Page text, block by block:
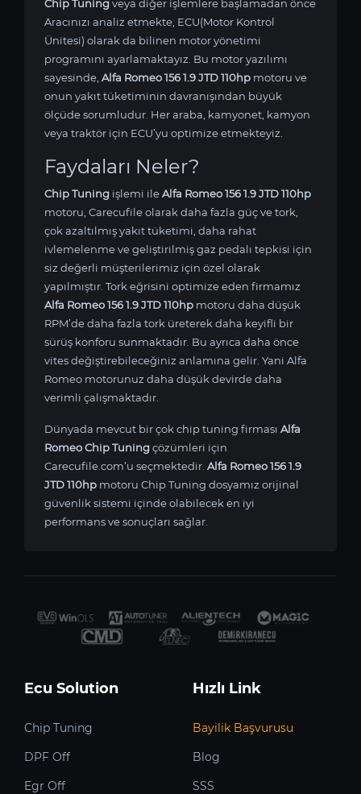
Chip Tuningveya diğer işlemlere başlamadan önce
Aracınızı analiz etmekte, ECU(Motor Kontrol
Ünitesi) olarak da bilinen motor yönetimi
programını ayarlamaktayız. Bu motor yazılımı
sayesinde, Alfa Romeo 156 1.9 JTD 110hp motoru ve
onun yakıt tüketiminin davranışından büyük
ölçüde sorumludur. Her araba, kamyonet, kamyon
veya traktör için ECU’yu optimize etmekteyiz.
Faydaları Neler?
Chip Tuning işlemi ileAlfa Romeo 156 1.9 JTD 110hp
motoru, Carecufile olarak daha fazla güç ve tork,
çok azaltılmış yakıt tüketimi, daha rahat
ivlemelenme ve geliştirilmiş gaz pedalı tepkisi için
siz değerli müşterilerimiz için özel olarak
yapılmıştır. Tork eğrisini optimize eden firmamız
Alfa Romeo 156 1.9 JTD 110hp motoru daha düşük
RPM’de daha fazla tork üreterek daha keyifli bir
sürüş konforu sunmaktadır. Bu ayrıca daha önce
vites değiştirebileceğiniz anlamına gelir. Yani Alfa
Romeo motorunuz daha düşük devirde daha
verimli çalışmaktadır.
Dünyada mevcut bir çok chip tuning firması Alfa
Romeo Chip Tuningçözümleri için
Carecufile.com’u seçmektedir. Alfa Romeo 156 1.9
JTD 110hp motoru Chip Tuning dosyamız orijinal
güvenlik sistemi içinde olabilecek en iyi
performans ve sonuçları sağlar.
Ecu Solution
Chip Tuning
DPF Off
Egr Off
Hızlı Link
Bayilik Başvurusu
Blog
SSS